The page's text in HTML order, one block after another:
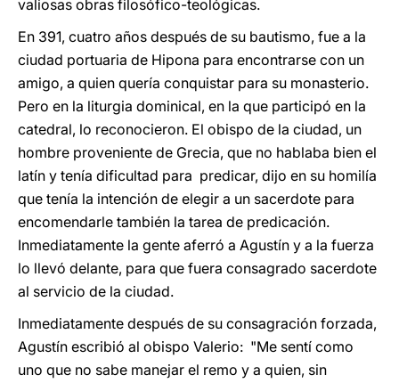
valiosas obras filosófico-teológicas.
En 391, cuatro años después de su bautismo, fue a la
ciudad portuaria de Hipona para encontrarse con un
amigo, a quien quería conquistar para su monasterio.
Pero en la liturgia dominical, en la que participó en la
catedral, lo reconocieron. El obispo de la ciudad, un
hombre proveniente de Grecia, que no hablaba bien el
latín y tenía dificultad para predicar, dijo en su homilía
que tenía la intención de elegir a un sacerdote para
encomendarle también la tarea de predicación.
Inmediatamente la gente aferró a Agustín y a la fuerza
lo llevó delante, para que fuera consagrado sacerdote
al servicio de la ciudad.
Inmediatamente después de su consagración forzada,
Agustín escribió al obispo Valerio: "Me sentí como
uno que no sabe manejar el remo y a quien, sin